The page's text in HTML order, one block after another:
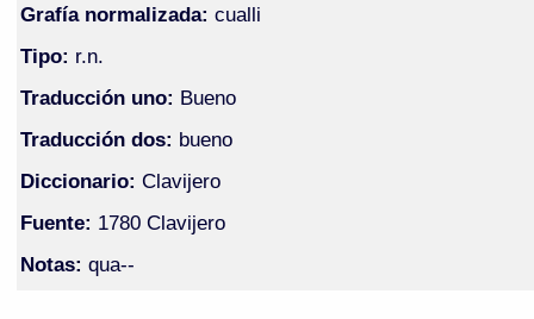
Grafía normalizada: cualli
Tipo: r.n.
Traducción uno: Bueno
Traducción dos: bueno
Diccionario: Clavijero
Fuente: 1780 Clavijero
Notas: qua--